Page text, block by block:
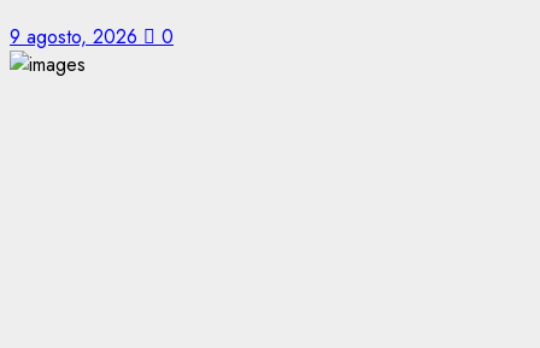
9 agosto, 2026 0